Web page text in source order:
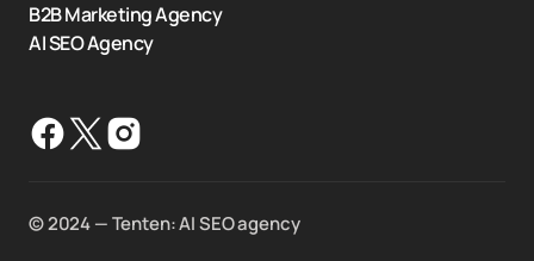
B2B Marketing Agency
AI SEO Agency
©️ 2024 — Tenten: AI SEO agency